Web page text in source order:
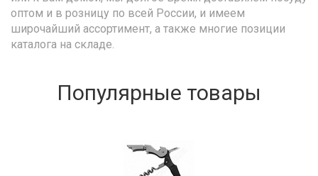
оптом и в розницу по всей России, и имеем
широчайший ассортимент, а также многие позиции
каталога на складе.
Популярные товары